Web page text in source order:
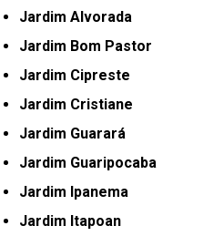
Jardim Alvorada
Jardim Bom Pastor
Jardim Cipreste
Jardim Cristiane
Jardim Guarará
Jardim Guaripocaba
Jardim Ipanema
Jardim Itapoan